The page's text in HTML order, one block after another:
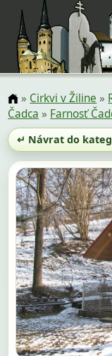
» Cirkvi v Žiline »
Čadca » Farnosť
↵ Návrat do